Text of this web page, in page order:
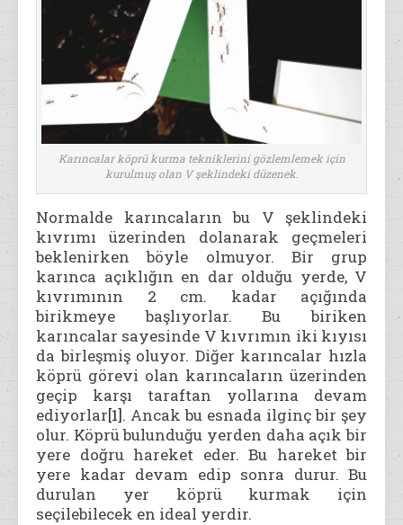
Karıncalar köprü kurma tekniklerini gözlemlemek için
kurulmuş olan V şeklindeki düzenek.
Normalde karıncaların bu V şeklindeki
kıvrımı üzerinden dolanarak geçmeleri
beklenirken böyle olmuyor. Bir grup
karınca açıklığın en dar olduğu yerde, V
kıvrımının 2 cm. kadar açığında
birikmeye başlıyorlar. Bu biriken
karıncalar sayesinde V kıvrımın iki kıyısı
da birleşmiş oluyor. Diğer karıncalar hızla
köprü görevi olan karıncaların üzerinden
geçip karşı taraftan yollarına devam
ediyorlar[1]. Ancak bu esnada ilginç bir şey
olur. Köprü bulunduğu yerden daha açık bir
yere doğru hareket eder. Bu hareket bir
yere kadar devam edip sonra durur. Bu
durulan yer köprü kurmak için
seçilebilecek en ideal yerdir.